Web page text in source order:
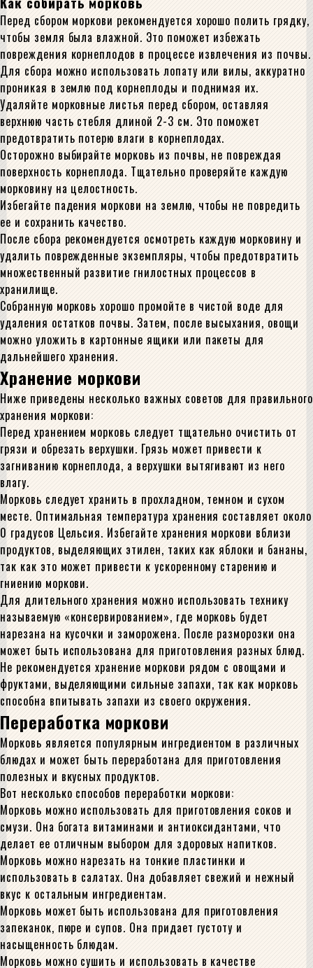
Перед сбором моркови рекомендуется хорошо полить грядку,
чтобы земля была влажной. Это поможет избежать
повреждения корнеплодов в процессе извлечения из почвы.
Для сбора можно использовать лопату или вилы, аккуратно
проникая в землю под корнеплоды и поднимая их.
Удаляйте морковные листья перед сбором, оставляя
верхнюю часть стебля длиной 2-3 см. Это поможет
предотвратить потерю влаги в корнеплодах.
Осторожно выбирайте морковь из почвы, не повреждая
поверхность корнеплода. Тщательно проверяйте каждую
морковину на целостность.
Избегайте падения моркови на землю, чтобы не повредить
ее и сохранить качество.
После сбора рекомендуется осмотреть каждую морковину и
удалить поврежденные экземпляры, чтобы предотвратить
множественный развитие гнилостных процессов в
хранилище.
Собранную морковь хорошо промойте в чистой воде для
удаления остатков почвы. Затем, после высыхания, овощи
можно уложить в картонные ящики или пакеты для
дальнейшего хранения.
Хранение моркови
Ниже приведены несколько важных советов для правильного
хранения моркови:
Перед хранением морковь следует тщательно очистить от
грязи и обрезать верхушки. Грязь может привести к
загниванию корнеплода, а верхушки вытягивают из него
влагу.
Морковь следует хранить в прохладном, темном и сухом
месте. Оптимальная температура хранения составляет около
0 градусов Цельсия. Избегайте хранения моркови вблизи
продуктов, выделяющих этилен, таких как яблоки и бананы,
так как это может привести к ускоренному старению и
гниению моркови.
Для длительного хранения можно использовать технику
называемую «консервированием», где морковь будет
нарезана на кусочки и заморожена. После разморозки она
может быть использована для приготовления разных блюд.
Не рекомендуется хранение моркови рядом с овощами и
фруктами, выделяющими сильные запахи, так как морковь
способна впитывать запахи из своего окружения.
Переработка моркови
Морковь является популярным ингредиентом в различных
блюдах и может быть переработана для приготовления
полезных и вкусных продуктов.
Вот несколько способов переработки моркови:
Морковь можно использовать для приготовления соков и
смузи. Она богата витаминами и антиоксидантами, что
делает ее отличным выбором для здоровых напитков.
Морковь можно нарезать на тонкие пластинки и
использовать в салатах. Она добавляет свежий и нежный
вкус к остальным ингредиентам.
Морковь может быть использована для приготовления
запеканок, пюре и супов. Она придает густоту и
насыщенность блюдам.
Морковь можно сушить и использовать в качестве